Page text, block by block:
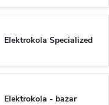
Elektrokola Specialized
Elektrokola - bazar